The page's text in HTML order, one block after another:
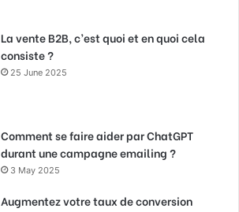
La vente B2B, c’est quoi et en quoi cela
consiste ?
25 June 2025
Comment se faire aider par ChatGPT
durant une campagne emailing ?
3 May 2025
Augmentez votre taux de conversion